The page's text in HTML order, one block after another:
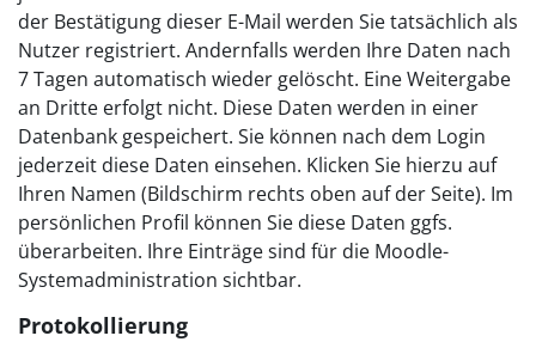
der Bestätigung dieser E-Mail werden Sie tatsächlich als
Nutzer registriert. Andernfalls werden Ihre Daten nach
7 Tagen automatisch wieder gelöscht. Eine Weitergabe
an Dritte erfolgt nicht. Diese Daten werden in einer
Datenbank gespeichert. Sie können nach dem Login
jederzeit diese Daten einsehen. Klicken Sie hierzu auf
Ihren Namen (Bildschirm rechts oben auf der Seite). Im
persönlichen Profil können Sie diese Daten ggfs.
überarbeiten. Ihre Einträge sind für die Moodle-
Systemadministration sichtbar.
Protokollierung